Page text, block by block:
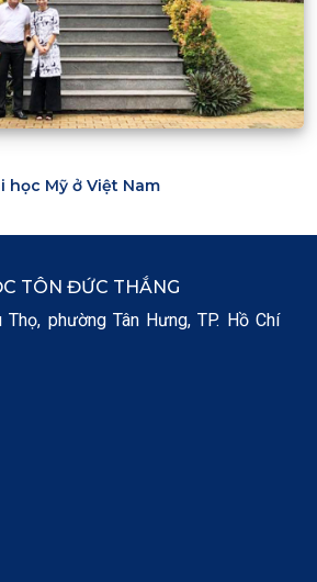
Mỹ ở Việt Nam
TÔN ĐỨC THẮNG
phường Tân Hưng, TP. Hồ Chí